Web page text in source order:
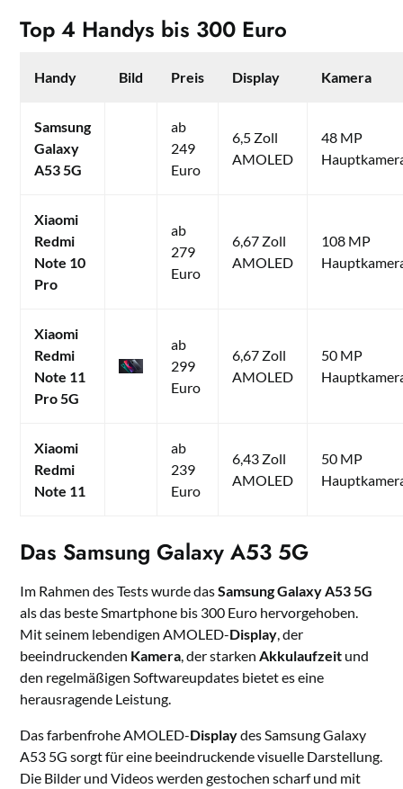
Top 4 Handys bis 300 Euro
Handy Bild Preis Display Kamera
Samsung
Galaxy
A53 5G
ab
249
Euro
6,5 Zoll
AMOLED
48 MP
Xiaomi
Redmi
Note 10
Pro
ab
279
Euro
6,67 Zoll
AMOLED
108 MP
Xiaomi
Redmi
Note 11
Pro 5G
ab
299
Euro
6,67 Zoll
AMOLED
50 MP
Xiaomi
Redmi
Note 11
ab
239
Euro
6,43 Zoll
AMOLED
50 MP
Das Samsung Galaxy A53 5G
Im Rahmen des Tests wurde dasSamsung Galaxy A53 5G
als das beste Smartphone bis 300 Euro hervorgehoben.
Mit seinem lebendigen AMOLED-Display, der
beeindruckenden Kamera, der starkenAkkulaufzeit und
den regelmäßigen Softwareupdates bietet es eine
herausragende Leistung.
Das farbenfrohe AMOLED-Displaydes Samsung Galaxy
A53 5G sorgt für eine beeindruckende visuelle Darstellung.
Die Bilder und Videos werden gestochen scharf und mit